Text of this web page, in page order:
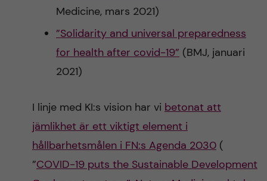
Medicine, mars 2021)
”Solidarity and universal preparedness
for health after covid-19” (BMJ, januari
2021)
I linje med KI:s vision har vi betonat att
jämlikhet är ett viktigt element i
hållbarhetsmålen i FN:s Agenda 2030(
”COVID-19 puts the Sustainable Development